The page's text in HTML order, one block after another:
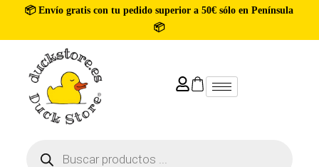
📦 Envío gratis con tu pedido superior a 50€ sólo en Península
📦